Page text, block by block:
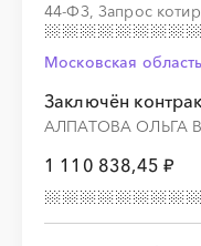
44-ФЗ, Запрос
Московская
Заключён
АЛПАТОВА ОЛЬГА
1 110 838,45 ₽